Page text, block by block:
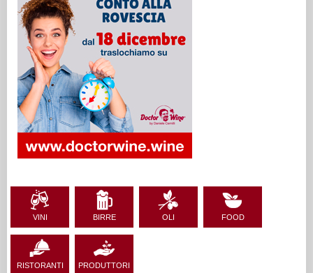
VINI BIRRE OLI FOOD
RISTORANTI PRODUTTORI